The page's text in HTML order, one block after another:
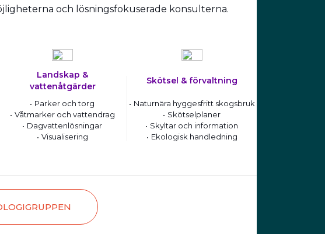
och lösningsfokuserade konsulterna.
Landskap &
vattenåtgärder
Parker och torg
Våtmarker och vattendrag
Dagvattenlösningar
Visualisering
Skötsel & förvaltning
Naturnära hyggesfritt skogsbruk
Skötselplaner
Skyltar och information
Ekologisk handledning